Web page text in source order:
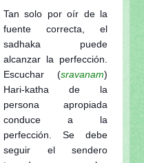
Tan solo por oír de la
fuente correcta, el
sadhaka puede
alcanzar la perfección.
Escuchar (sravanam)
Hari-katha de la
persona apropiada
conduce a la
perfección. Se debe
seguir el sendero